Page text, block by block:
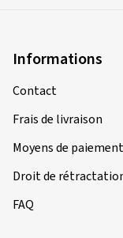
Informations
Contact
Frais de livraison
Moyens de
Droit de
FAQ